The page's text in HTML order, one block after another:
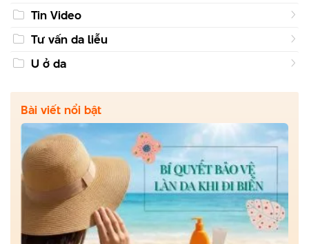
Tin Video
Tư vấn da liễu
U ở da
Bài viết nổi bật